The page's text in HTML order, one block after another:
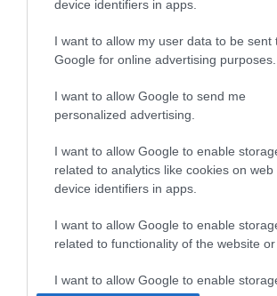
device identifiers in apps.
I want to allow my user data to be sent
Google for online advertising purposes.
I want to allow Google to send me
personalized advertising.
I want to allow Google to enable
related to analytics like cookies on web
device identifiers in apps.
I want to allow Google to enable
related to functionality of the website
I want to allow Google to enable
ενισχύει την ασφάλεια
διαδίκτυο
ΑΑΔΕ: Διευκρινίσεις
παραβάσεις που
αφορούν τους ΦΗΜ
31.07.2026
Σ. Καλαφάτης: «Η
Τεχνητή Νοημοσύνη
δεν είναι απλώς μια
μια νέα βιομηχανική
επανάσταση»
31.07.2026
για τη χρηματοδότηση